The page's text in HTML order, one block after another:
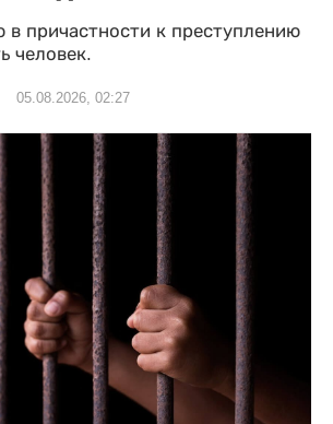
причастности к преступлению
человек.
05.08.2026, 02:27